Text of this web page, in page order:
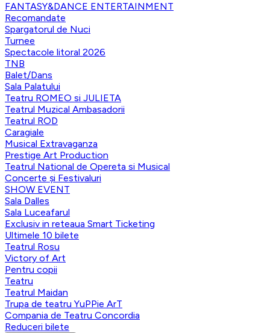
FANTASY&DANCE ENTERTAINMENT
Recomandate
Spargatorul de Nuci
Turnee
Spectacole litoral 2026
TNB
Balet/Dans
Sala Palatului
Teatru ROMEO si JULIETA
Teatrul Muzical Ambasadorii
Teatrul ROD
Caragiale
Musical Extravaganza
Prestige Art Production
Teatrul National de Opereta si Musical
Concerte și Festivaluri
SHOW EVENT
Sala Dalles
Sala Luceafarul
Exclusiv in reteaua Smart Ticketing
Ultimele 10 bilete
Teatrul Rosu
Victory of Art
Pentru copii
Teatru
Teatrul Maidan
Trupa de teatru YuPPie ArT
Compania de Teatru Concordia
Reduceri bilete